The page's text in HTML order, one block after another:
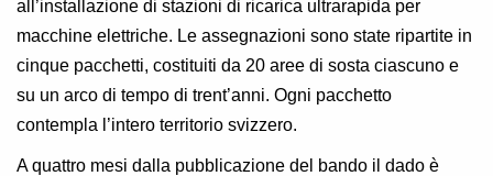
all’installazione di stazioni di ricarica ultrarapida per
macchine elettriche. Le assegnazioni sono state ripartite in
cinque pacchetti, costituiti da 20 aree di sosta ciascuno e
su un arco di tempo di trent’anni. Ogni pacchetto
contempla l’intero territorio svizzero.
A quattro mesi dalla pubblicazione del bando il dado è